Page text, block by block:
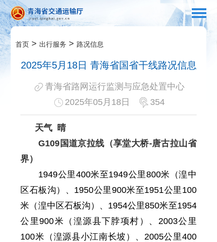
首页 > 出行服务 > 路况信息
2025年5月18日 青海省国省干线路况信息
青海省路网运行监测与应急处置中心
2025年05月18日
354
天气
晴
G109国道京拉线（享堂大桥-唐古拉山省
界）
1949公里400米至1949公里800米（湟中
区石板沟）、1950公里900米至1951公里100
米 （湟中区石板沟） 、 1954公里850米至1954
公里900米 （ 湟源县下脖项村） 、 2003公里
100米（ 湟源县小江南长坡）、2005公里400